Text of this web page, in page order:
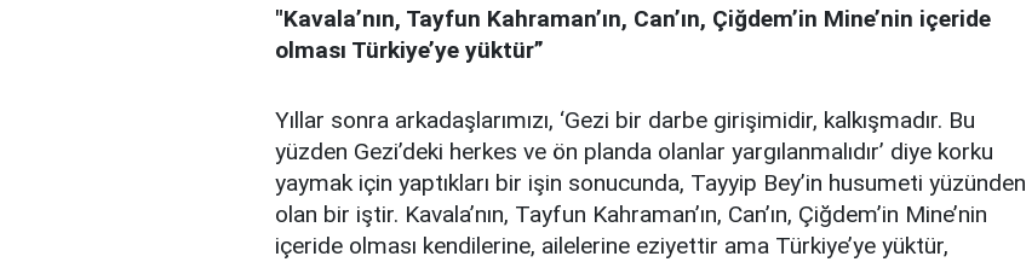
"Kavala’nın, Tayfun Kahraman’ın, Can’ın, Çiğdem’in Mine’nin içeride
olması Türkiye’ye yüktür”
Yıllar sonra arkadaşlarımızı, ‘Gezi bir darbe girişimidir, kalkışmadır. Bu
yüzden Gezi’deki herkes ve ön planda olanlar yargılanmalıdır’ diye korku
yaymak için yaptıkları bir işin sonucunda, Tayyip Bey’in husumeti yüzünden
olan bir iştir. Kavala’nın, Tayfun Kahraman’ın, Can’ın, Çiğdem’in Mine’nin
içeride olması kendilerine, ailelerine eziyettir ama Türkiye’ye yüktür,